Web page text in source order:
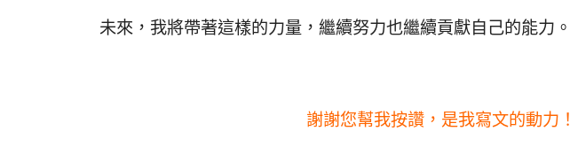
未來，我將帶著這樣的力量，繼續努力也繼續貢獻自己的能力。
謝謝您幫我按讚，是我寫文的動力！